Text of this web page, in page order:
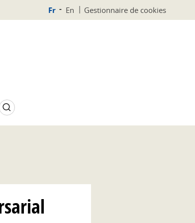
Fr En Gestionnaire de cookies
Rechercher